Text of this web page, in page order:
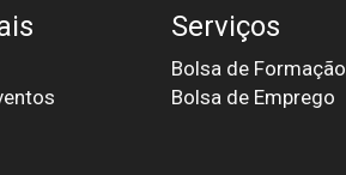
Serviços
Bolsa de Formação
Bolsa de Emprego